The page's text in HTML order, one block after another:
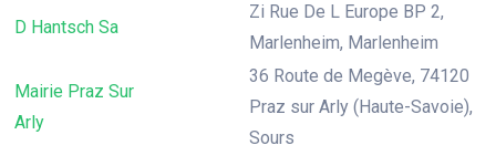
D Hantsch Sa
Zi Rue De L Europe BP 2,
Marlenheim, Marlenheim
Mairie Praz Sur
Arly
36 Route de Megève, 74120
Praz sur Arly (Haute-Savoie),
Sours